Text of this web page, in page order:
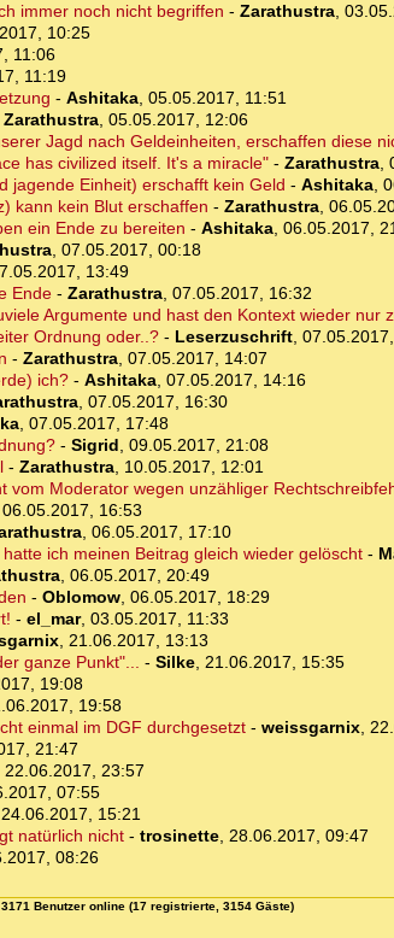
immer noch nicht begriffen - Zarathustra,
10:25
11:06
11:19
- Ashitaka, 05.05.2017, 11:51
Zarathustra, 05.05.2017, 12:06
Jagd nach Geldeinheiten, erschaffen diese
has civilized itself. It's a miracle"- Zarathustra,
jagende Einheit) erschafft kein Geld - Ashitaka,
kann kein Blut erschaffen - Zarathustra,
ein Ende zu bereiten - Ashitaka, 06.05.2017,
, 07.05.2017, 00:18
13:49
Ende- Zarathustra, 07.05.2017, 16:32
Argumente und hast den Kontext wieder nur
Ordnung oder..?- Leserzuschrift,
- Zarathustra, 07.05.2017, 14:07
ich?- Ashitaka, 07.05.2017, 14:16
, 07.05.2017, 16:30
, 07.05.2017, 17:48
- Sigrid, 09.05.2017, 21:08
- Zarathustra, 10.05.2017, 12:01
vom Moderator wegen unzähliger
06.05.2017, 16:53
, 06.05.2017, 17:10
ich meinen Beitrag gleich wieder gelöscht-
, 06.05.2017, 20:49
- Oblomow, 06.05.2017, 18:29
- el_mar, 03.05.2017, 11:33
, 21.06.2017, 13:13
ganze Punkt"... - Silke, 21.06.2017, 15:35
19:08
19:58
einmal im DGF durchgesetzt- weissgarnix,
21:47
22.06.2017, 23:57
07:55
24.06.2017, 15:21
natürlich nicht- trosinette, 28.06.2017, 09:47
08:26
Benutzer online (17 registrierte, 3154 Gäste)